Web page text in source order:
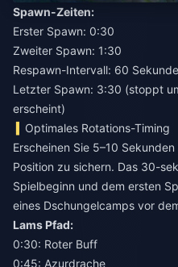
Spawn-Zeiten:
Erster Spawn: 0:30
Zweiter Spawn: 1:30
Respawn-Intervall: 60
Letzter Spawn: 3:30 (stoppt
erscheint)
Optimales Rotations-Timing
Erscheinen Sie 5–10
Position zu sichern. Das 30-
Spielbeginn und dem ersten
eines Dschungelcamps vor
Lams Pfad:
0:30: Roter Buff
0:45: Azurdrache